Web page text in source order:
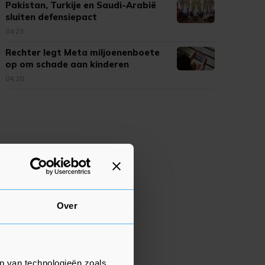
Over
van technologieën zoals
Pakistan, Turkije en Saudi-Arabië
sluiten defensiepact
04:23
Rechter legt Meta miljoenenboete
op om schade aan kinderen
04:20